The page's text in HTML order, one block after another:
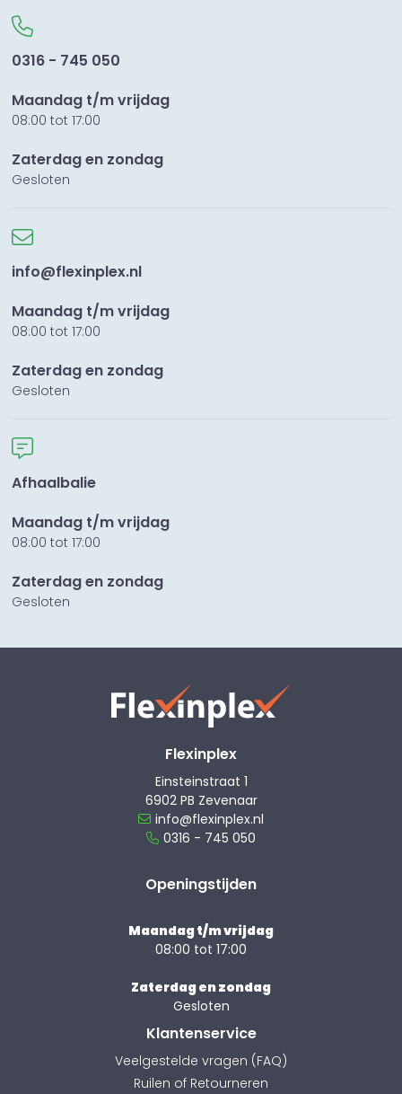
0316 - 745 050
Maandag t/m vrijdag
08:00 tot 17:00
Zaterdag en zondag
Gesloten
info@flexinplex.nl
Maandag t/m vrijdag
08:00 tot 17:00
Zaterdag en zondag
Gesloten
Afhaalbalie
Maandag t/m vrijdag
08:00 tot 17:00
Zaterdag en zondag
Gesloten
Flexinplex
Einsteinstraat 1
6902 PB Zevenaar
info@flexinplex.nl
0316 - 745 050
Openingstijden
Maandag t/m vrijdag
08:00 tot 17:00
Zaterdag en zondag
Gesloten
Klantenservice
Veelgestelde vragen (FAQ)
Ruilen of Retourneren